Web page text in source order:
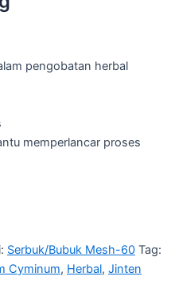
pengobatan herbal
memperlancar proses
Serbuk/Bubuk Mesh-60 Tag:
Cyminum, Herbal, Jinten